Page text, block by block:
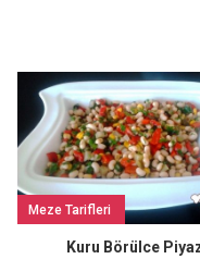
Meze Tarifleri
Kuru Börülce